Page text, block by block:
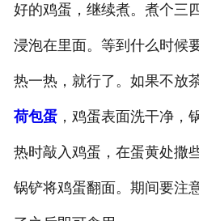
好的鸡蛋，继续煮。煮个三
浸泡在里面。等到什么时候
热一热，就行了。如果不放
荷包蛋，鸡蛋表面洗干净，
热时敲入鸡蛋，在蛋黄处撒
锅铲将鸡蛋翻面。期间要注